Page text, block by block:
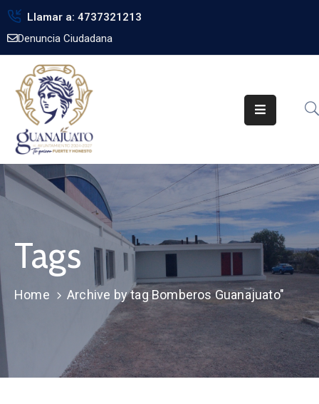
Llamar a: 4737321213
Denuncia Ciudadana
Inicio
Gobierno
Trámites
Noticias
Transparencia
Pública
Biblioteca
Tags
Home Archive by tag Bomberos Guanajuato"